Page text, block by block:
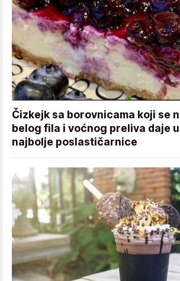
Čizkejk sa borovnicama koji se
belog fila i voćnog preliva daje
najbolje poslastičarnice